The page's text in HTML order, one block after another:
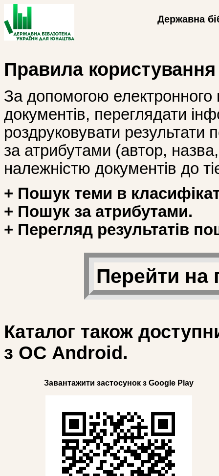
Державна
Правила
За допомогою
документів, переглядати
роздруковувати
за атрибутами (автор, назва,
належністю документів до
+ Пошук теми в
+ Пошук за атрибутами.
+ Перегляд результатів
Перейти на
Каталог також
з ОС Android.
Завантажити застосунок з Google Play